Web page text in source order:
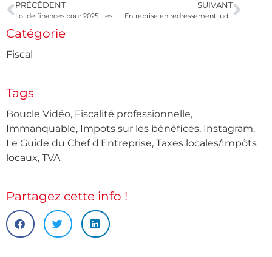
PRÉCÉDENT
Loi de finances pour 2025 : les mesures concernant les particuliers
SUIVANT
Entreprise en redressement judiciaire : les poursuites individuelles s’arrêtent
Catégorie
Fiscal
Tags
Boucle Vidéo, Fiscalité professionnelle,
Immanquable, Impots sur les bénéfices, Instagram,
Le Guide du Chef d'Entreprise, Taxes locales/Impôts
locaux, TVA
Partagez cette info !